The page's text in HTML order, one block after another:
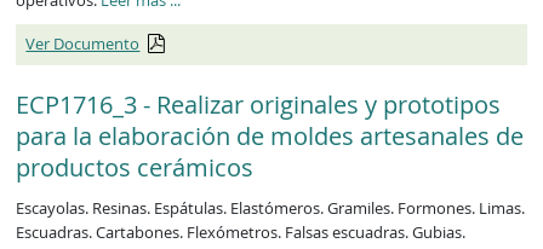
Ver Documento
ECP1716_3 - Realizar originales y prototipos
para la elaboración de moldes artesanales de
productos cerámicos
Escayolas. Resinas. Espátulas. Elastómeros. Gramiles. Formones. Limas.
Escuadras. Cartabones. Flexómetros. Falsas escuadras. Gubias.